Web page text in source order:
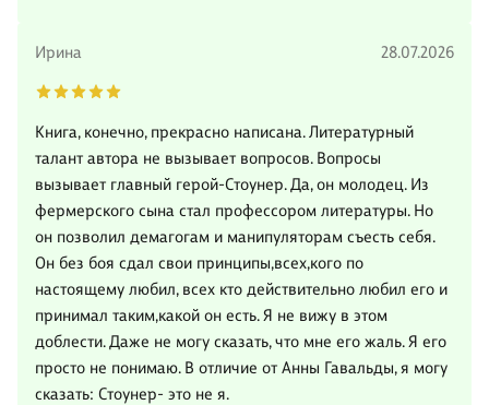
Ирина 28.07.2026
Книга, конечно, прекрасно написана. Литературный
талант автора не вызывает вопросов. Вопросы
вызывает главный герой-Стоунер. Да, он молодец. Из
фермерского сына стал профессором литературы. Но
он позволил демагогам и манипуляторам съесть себя.
Он без боя сдал свои принципы,всех,кого по
настоящему любил, всех кто действительно любил его и
принимал таким,какой он есть. Я не вижу в этом
доблести. Даже не могу сказать, что мне его жаль. Я его
просто не понимаю. В отличие от Анны Гавальды, я могу
сказать: Стоунер- это не я.